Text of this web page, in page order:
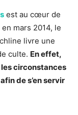
est au cœur de
mars 2014, le
livre une
culte. En effet,
circonstances
de s’en servir